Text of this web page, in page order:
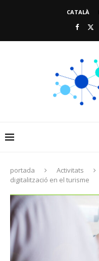
CATALÀ
portada Activitats
digitalització en el turisme